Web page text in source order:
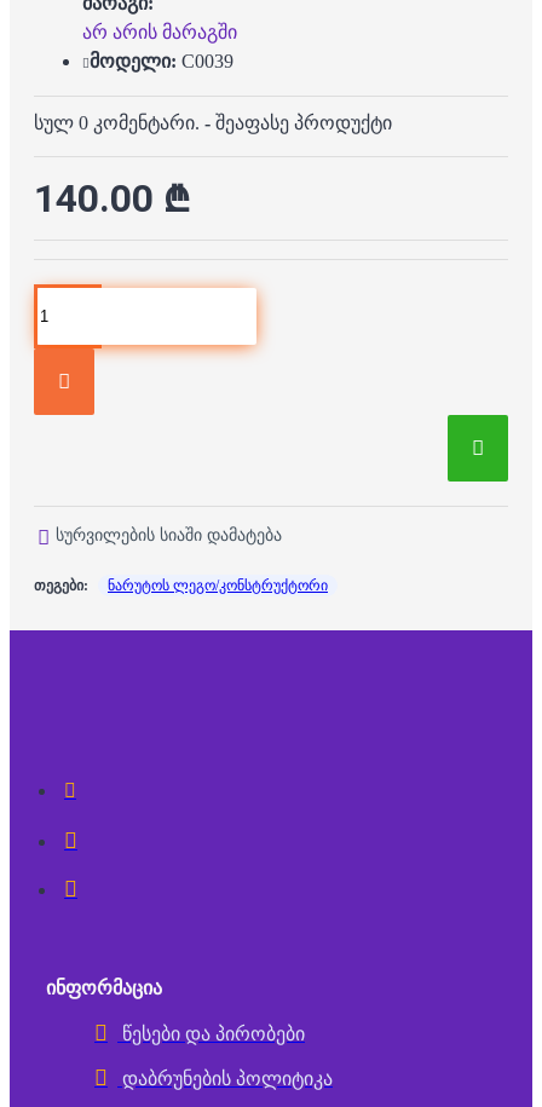
არ არის მარაგში
მოდელი: C0039
სულ 0 კომენტარი. - შეაფასე პროდუქტი
140.00 ₾
სურვილების სიაში დამატება
თეგები: ნარუტოს ლეგო/კონსტრუქტორი
ᲘᲜᲤᲝᲠᲛᲐᲪᲘᲐ
წესები და პირობები
დაბრუნების პოლიტიკა